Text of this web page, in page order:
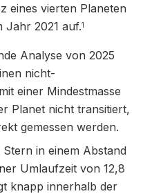
eines vierten Planeten
Jahr 2021 auf.1
Analyse von 2025
nicht-
einer Mindestmasse
Planet nicht transitiert,
gemessen werden.
in einem Abstand
Umlaufzeit von 12,8
knapp innerhalb der